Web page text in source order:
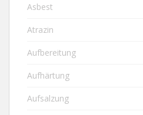
Asbest
Atrazin
Aufbereitung
Aufhärtung
Aufsalzung